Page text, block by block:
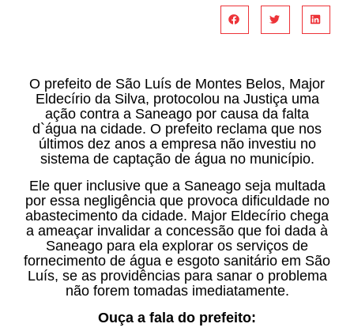
O prefeito de São Luís de Montes Belos, Major
Eldecírio da Silva, protocolou na Justiça uma
ação contra a Saneago por causa da falta
d`água na cidade. O prefeito reclama que nos
últimos dez anos a empresa não investiu no
sistema de captação de água no município.
Ele quer inclusive que a Saneago seja multada
por essa negligência que provoca dificuldade no
abastecimento da cidade. Major Eldecírio chega
a ameaçar invalidar a concessão que foi dada à
Saneago para ela explorar os serviços de
fornecimento de água e esgoto sanitário em São
Luís, se as providências para sanar o problema
não forem tomadas imediatamente.
Ouça a fala do prefeito: